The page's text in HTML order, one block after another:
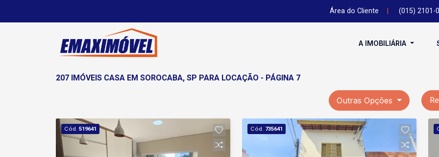
Área do Cliente (015) 2101-
A IMOBILIÁRIA
207 IMÓVEIS CASA EM SOROCABA, SP PARA LOCAÇÃO - PÁGINA 7
Outras Opções
Cód. 519641 Cód. 735641